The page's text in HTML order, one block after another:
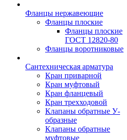
Фланцы нержавеющие
Фланцы плоские
Фланцы плоские
ГОСТ 12820-80
Фланцы воротниковые
Сантехническая арматура
Кран приварной
Кран муфтовый
Кран фланцевый
Кран трехходовой
Клапаны обратные У-
образные
Клапаны обратные
муфтовые